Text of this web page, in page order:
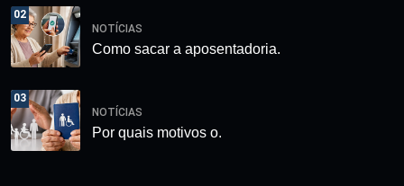
02
NOTÍCIAS
Como sacar a aposentadoria.
03
NOTÍCIAS
Por quais motivos o.